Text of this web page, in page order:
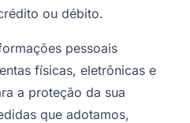
ou débito.
pessoais
físicas, eletrônicas e
a proteção da sua
que adotamos,